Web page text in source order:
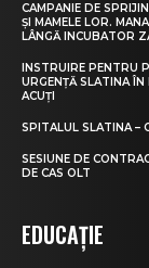
CAMPANIE DE
ȘI MAMELE LOR.
LÂNGĂ INCUBATOR
INSTRUIRE PENTRU
URGENȚĂ SLATINA
ACUȚI
SPITALUL SLATINA –
SESIUNE DE
DE CAS OLT
EDUCAȚIE